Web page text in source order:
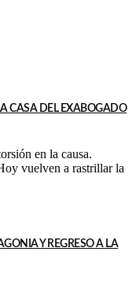
CASA DEL EXABOGADO
en la causa.
vuelven a rastrillar la
Y REGRESO A LA